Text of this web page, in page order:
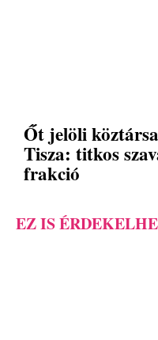
Őt jelöli
Tisza: titkos
frakció
EZ IS